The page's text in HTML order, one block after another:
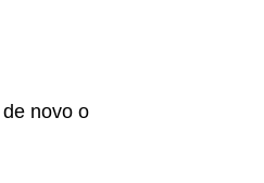
novo o